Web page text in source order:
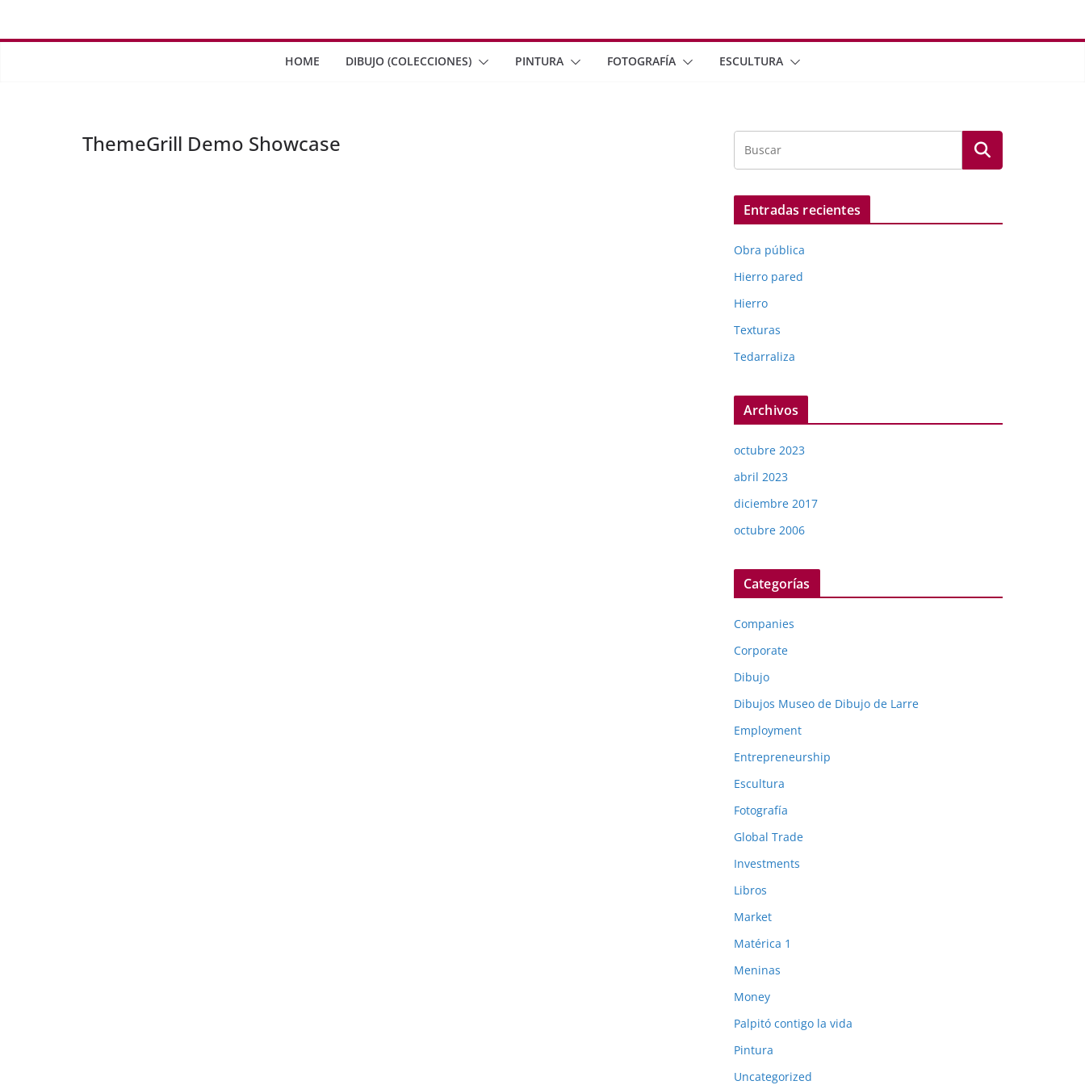
HOME DIBUJO (COLECCIONES) PINTURA FOTOGRAFÍA ESCULTURA
ThemeGrill Demo Showcase
Entradas recientes
Obra pública
Hierro pared
Hierro
Texturas
Tedarraliza
Archivos
octubre 2023
abril 2023
diciembre 2017
octubre 2006
Categorías
Companies
Corporate
Dibujo
Dibujos Museo de Dibujo de Larre
Employment
Entrepreneurship
Escultura
Fotografía
Global Trade
Investments
Libros
Market
Matérica 1
Meninas
Money
Palpitó contigo la vida
Pintura
Uncategorized